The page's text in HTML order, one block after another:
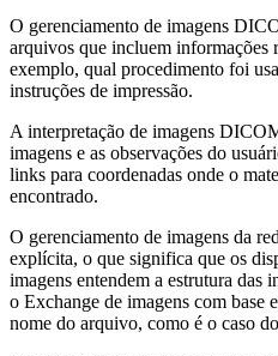
O gerenciamento de imagens
arquivos que incluem informações
exemplo, qual procedimento foi
instruções de impressão.
A interpretação de imagens
imagens e as observações do
links para coordenadas onde o
encontrado.
O gerenciamento de imagens da
explícita, o que significa que os
imagens entendem a estrutura das
o Exchange de imagens com base
nome do arquivo, como é o caso